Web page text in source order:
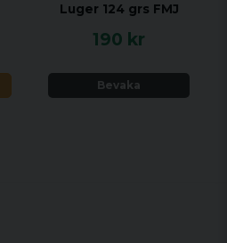
Luger 124 grs FMJ
190 kr
Bevaka